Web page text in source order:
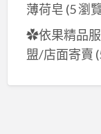
薄荷皂 (5 瀏
✿依果精品
盟/店面寄賣